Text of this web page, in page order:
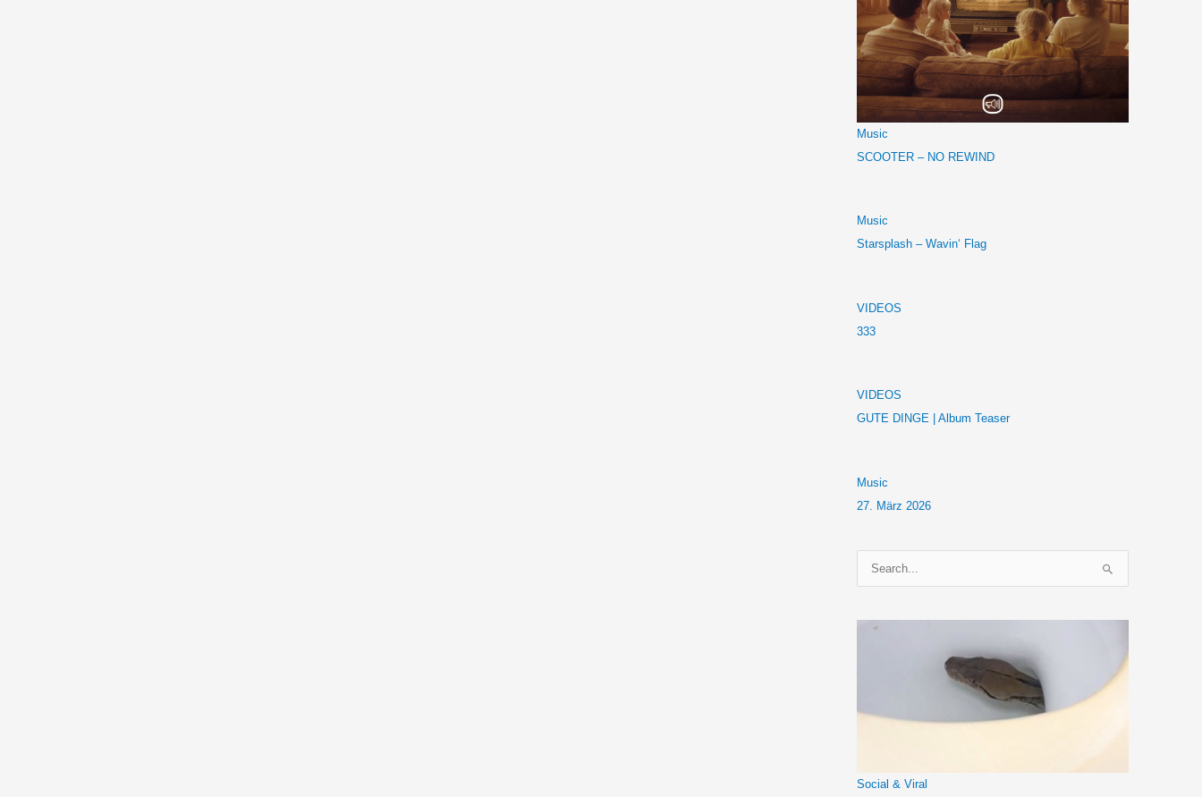
Music
SCOOTER – NO REWIND
Music
Starsplash – Wavin‘ Flag
VIDEOS
333
VIDEOS
GUTE DINGE | Album Teaser
Music
27. März 2026
u
h
Social & Viral